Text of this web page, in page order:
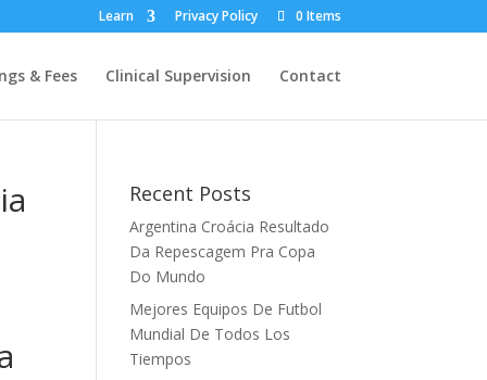
Learn Privacy Policy 0 Items
& Fees Clinical Supervision Contact
Recent Posts
Argentina Croácia Resultado
Da Repescagem Pra Copa
Do Mundo
Mejores Equipos De Futbol
Mundial De Todos Los
Tiempos